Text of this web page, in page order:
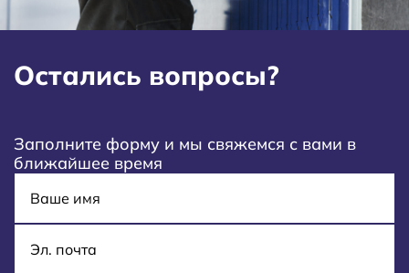
Остались вопросы?
Заполните форму и мы свяжемся с вами в
ближайшее время